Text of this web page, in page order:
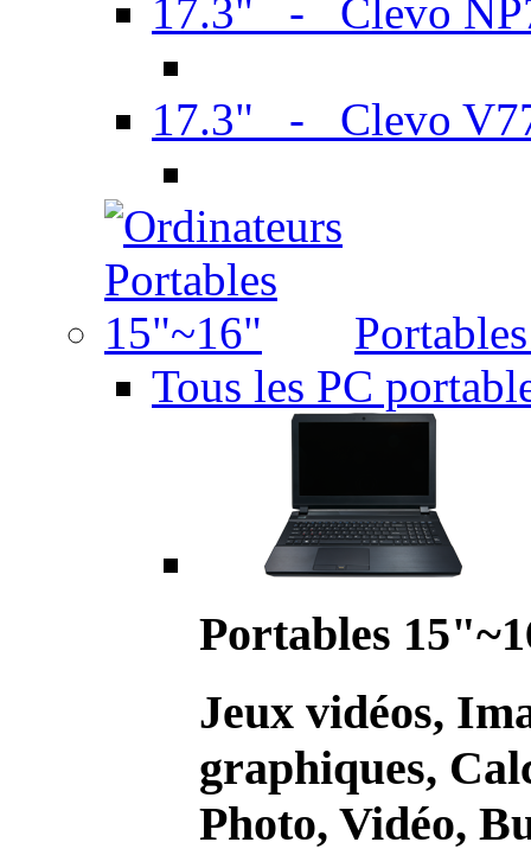
17.3" - Clevo
17.3" - Clevo
Tous les PC
Portables
Jeux vidéos,
graphiques,
Photo, Vidéo,